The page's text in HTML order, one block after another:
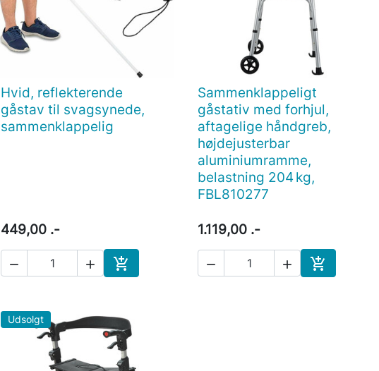
 Vis her
Hvid, reflekterende
gåstav til svagsynede,
sammenklappelig
449,00 .-
  
Læg i indkøbskurv
 Vis her
Sammenklappeligt
gåstativ med forhjul,
aftagelige håndgreb,
højdejusterbar
aluminiumramme,
belastning 204 kg,
FBL810277
1.119,00 .-
  
Læg i
Udsolgt